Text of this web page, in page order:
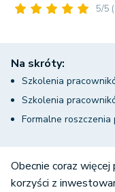
5/5
Na skróty:
Szkolenia
Szkolenia
Formalne
Obecnie coraz
korzyści z